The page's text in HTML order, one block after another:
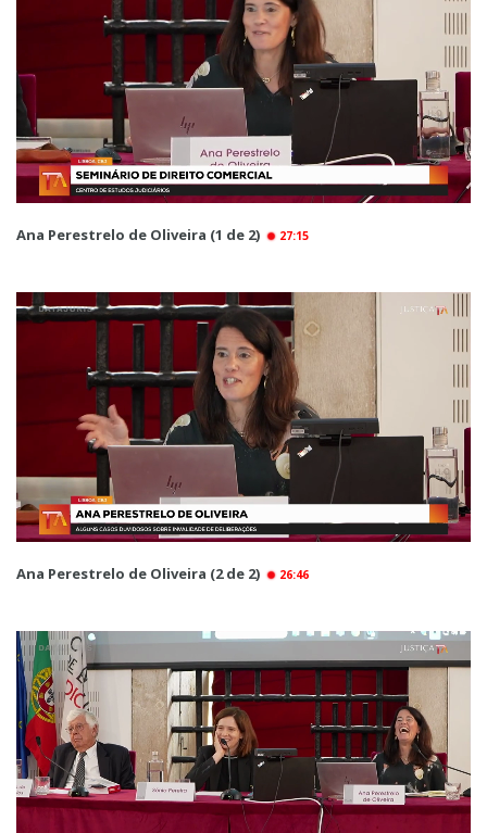
Ana Perestrelo de Oliveira (1 de 2) 27:15
Ana Perestrelo de Oliveira (2 de 2) 26:46